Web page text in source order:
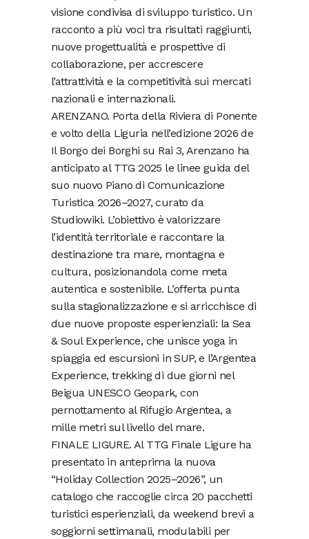
visione condivisa di sviluppo turistico. Un
racconto a più voci tra risultati raggiunti,
nuove progettualità e prospettive di
collaborazione, per accrescere
l’attrattività e la competitività sui mercati
nazionali e internazionali.
ARENZANO. Porta della Riviera di Ponente
e volto della Liguria nell’edizione 2026 de
Il Borgo dei Borghi su Rai 3, Arenzano ha
anticipato al TTG 2025 le linee guida del
suo nuovo Piano di Comunicazione
Turistica 2026–2027, curato da
Studiowiki. L’obiettivo è valorizzare
l’identità territoriale e raccontare la
destinazione tra mare, montagna e
cultura, posizionandola come meta
autentica e sostenibile. L’offerta punta
sulla stagionalizzazione e si arricchisce di
due nuove proposte esperienziali: la Sea
& Soul Experience, che unisce yoga in
spiaggia ed escursioni in SUP, e l’Argentea
Experience, trekking di due giorni nel
Beigua UNESCO Geopark, con
pernottamento al Rifugio Argentea, a
mille metri sul livello del mare.
FINALE LIGURE. Al TTG Finale Ligure ha
presentato in anteprima la nuova
“Holiday Collection 2025–2026”, un
catalogo che raccoglie circa 20 pacchetti
turistici esperienziali, da weekend brevi a
soggiorni settimanali, modulabili per